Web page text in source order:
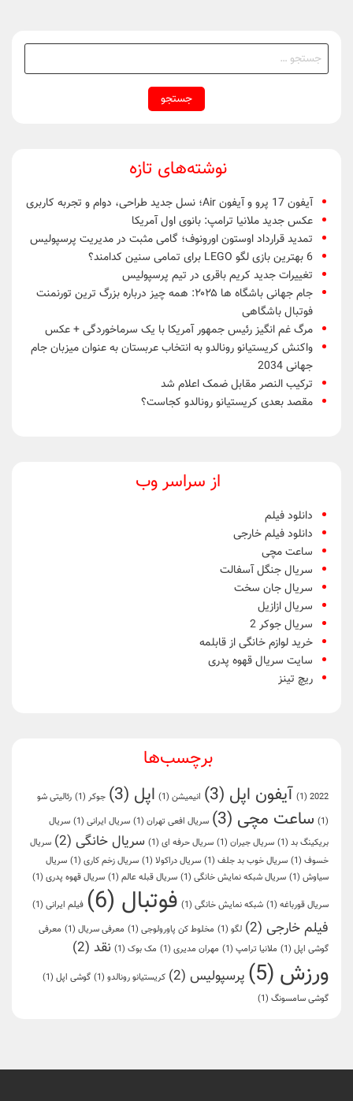
جستجو
برای:
نوشته‌های تازه
آیفون 17 پرو و آیفون Air؛ نسل جدید طراحی، دوام و تجربه کاربری
عکس جدید ملانیا ترامپ: بانوی اول آمریکا
تمدید قرارداد اوستون اورونوف؛ گامی مثبت در مدیریت پرسپولیس
6 بهترین بازی لگو LEGO برای تمامی سنین کدامند؟
تغییرات جدید کریم باقری در تیم پرسپولیس
جام جهانی باشگاه ها ۲۰۲۵: همه چیز درباره بزرگ ترین تورنمنت
فوتبال باشگاهی
مرگ غم انگیز رئیس جمهور آمریکا با یک سرماخوردگی + عکس
واکنش کریستیانو رونالدو به انتخاب عربستان به عنوان میزبان جام
جهانی 2034
ترکیب النصر مقابل ضمک اعلام شد
مقصد بعدی کریستیانو رونالدو کجاست؟
از سراسر وب
دانلود فیلم
دانلود فیلم خارجی
ساعت مچی
سریال جنگل آسفالت
سریال جان سخت
سریال ازازیل
سریال جوکر 2
خرید لوازم خانگی از قابلمه
سایت سریال قهوه پدری
ریچ تینز
برچسب‌ها
2022
(1) آیفون اپل (3) انیمیشن (1) اپل (3) جوکر (1)
رئالیتی شو
(1)
ساعت مچی (3) سریال افعی تهران (1) سریال ایرانی (1)
سریال
بریکینگ بد (1) سریال جیران (1) سریال حرفه ای (1) سریال خانگی (2)
سریال
خسوف (1) سریال خوب بد جلف (1) سریال دراکولا (1) سریال زخم کاری (1)
سریال
سیاوش (1) سریال شبکه نمایش خانگی (1) سریال قبله عالم (1) سریال قهوه پدری (1)
سریال قورباغه (1) شبکه نمایش خانگی (1) فوتبال (6) فیلم ایرانی (1)
فیلم خارجی (2) لگو (1) مخلوط کن پاورولوجی (1) معرفی سریال (1)
معرفی
گوشی اپل (1) ملانیا ترامپ (1) مهران مدیری (1) مک بوک (1) نقد (2)
ورزش (5) پرسپولیس (2) کریستیانو رونالدو (1) گوشی اپل (1)
گوشی سامسونگ (1)